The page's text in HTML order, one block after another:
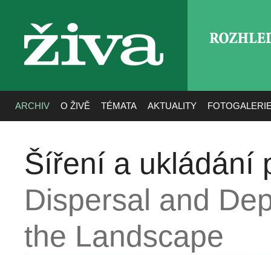
živa
ARCHIV O ŽIVĚ TÉMATA AKTUALITY
Šíření a ukládání
Dispersal and
the Landscape